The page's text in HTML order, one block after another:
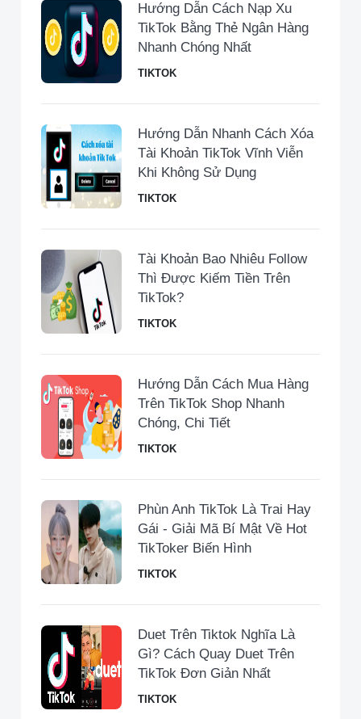
Hướng Dẫn Cách Nạp Xu
TikTok Bằng Thẻ Ngân Hàng
Nhanh Chóng Nhất
TIKTOK
Hướng Dẫn Nhanh Cách Xóa
Tài Khoản TikTok Vĩnh Viễn
Khi Không Sử Dụng
TIKTOK
Tài Khoản Bao Nhiêu Follow
Thì Được Kiếm Tiền Trên
TikTok?
TIKTOK
Hướng Dẫn Cách Mua Hàng
Trên TikTok Shop Nhanh
Chóng, Chi Tiết
TIKTOK
Phùn Anh TikTok Là Trai Hay
Gái - Giải Mã Bí Mật Về Hot
TikToker Biến Hình
TIKTOK
Duet Trên Tiktok Nghĩa Là
Gì? Cách Quay Duet Trên
TikTok Đơn Giản Nhất
TIKTOK